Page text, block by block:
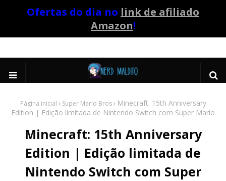
Ofertas do dia no link de afiliado
Amazon!
Página inicial Super Mario Bros
Minecraft: 15th Anniversary
Edition | Edição limitada de Nintendo Switch com Super Mario
Minecraft: 15th Anniversary
Edition | Edição limitada de
Nintendo Switch com Super